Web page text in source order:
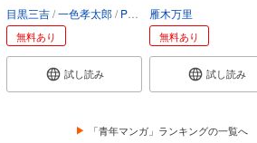
目黒三吉 一色孝太郎 Parum
無料あり
試し読み
雁木万里
無料あり
試し読み
「青年マンガ」ランキングの一覧へ